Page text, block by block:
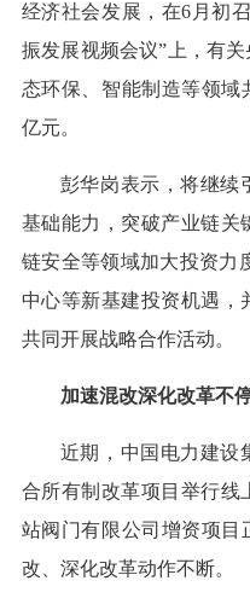
经济社会发展，在6月初
振发展视频会议”上，有
态环保、智能制造等领域
亿元。
彭华岗表示，将继续
基础能力，突破产业链关
链安全等领域加大投资力
中心等新基建投资机遇，
共同开展战略合作活动。
加速混改深化改革不
近期，中国电力建设
合所有制改革项目举行线
站阀门有限公司增资项
改、深化改革动作不断。